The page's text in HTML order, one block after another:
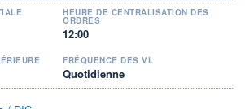
HEURE DE CENTRALISATION DES
ORDRES
12:00
FRÉQUENCE DES VL
Quotidienne